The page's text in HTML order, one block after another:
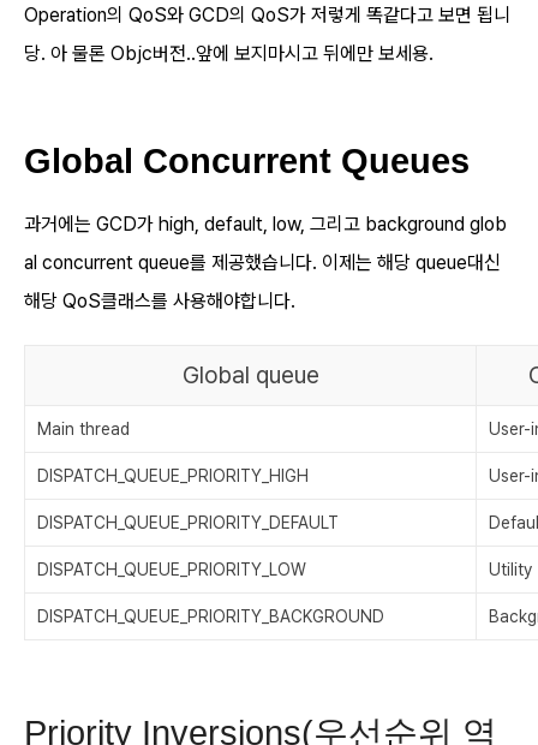
Operation의 QoS와 GCD의 QoS가 저렇게 똑같다고 보면 됩니
당. 아 물론 Objc버전..앞에 보지마시고 뒤에만 보세용.
Global Concurrent Queues
과거에는 GCD가 high, default, low, 그리고 background glob
al concurrent queue를 제공했습니다. 이제는 해당 queue대신
해당 QoS클래스를 사용해야합니다.
Global queue
Main thread User-
DISPATCH_QUEUE_PRIORITY_HIGH User-
DISPATCH_QUEUE_PRIORITY_DEFAULT
DISPATCH_QUEUE_PRIORITY_LOW Utility
DISPATCH_QUEUE_PRIORITY_BACKGROUND
Priority Inversions(우선순위 역